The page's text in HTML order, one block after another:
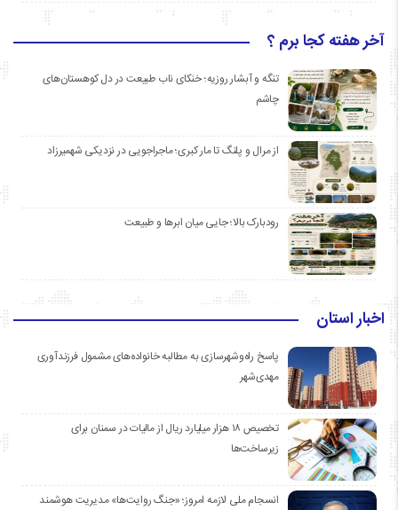
آخر هفته کجا برم ؟
تنگه و آبشار روزیه؛ خنکای ناب طبیعت در دل کوهستان‌های
چاشم
از مرال و پلنگ تا مار کبری؛ ماجراجویی در نزدیکی شهمیرزاد
رودبارک بالا؛ جایی میان ابرها و طبیعت
اخبار استان
پاسخ راه‌وشهرسازی به مطالبه خانواده‌های مشمول فرزندآوری
مهدی‌شهر
تخصیص ۱۸ هزار میلیارد ریال از مالیات در سمنان برای
زیرساخت‌ها
انسجام ملی لازمه امروز؛ «جنگ روایت‌ها» مدیریت هوشمند